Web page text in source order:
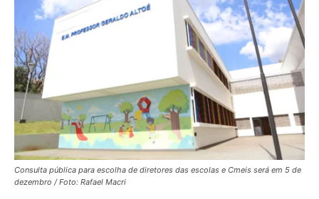
Consulta pública para escolha de diretores das escolas e Cmeis será em 5 de
dezembro / Foto: Rafael Macri